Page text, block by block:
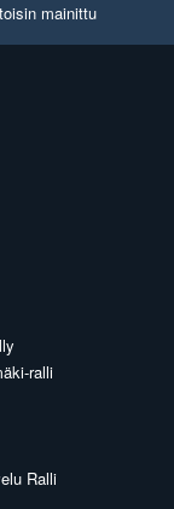
mainittu
ralli
Ralli